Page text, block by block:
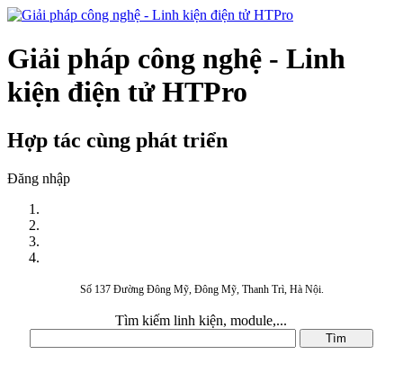
Giải pháp công nghệ - Linh
kiện điện tử HTPro
Hợp tác cùng phát triển
Đăng nhập
Số 137 Đường Đông Mỹ, Đông Mỹ, Thanh Trì, Hà Nội.
Tìm kiếm linh kiện, module,...